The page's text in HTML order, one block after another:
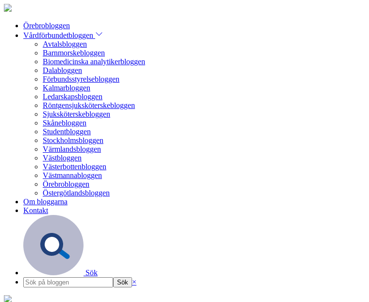
Örebrobloggen
Vårdförbundetbloggen
Avtalsbloggen
Barnmorskebloggen
Biomedicinska analytikerbloggen
Dalabloggen
Förbundsstyrelsebloggen
Kalmarbloggen
Ledarskapsbloggen
Röntgensjuksköterskebloggen
Sjuksköterskebloggen
Skånebloggen
Studentbloggen
Stockholmsbloggen
Värmlandsbloggen
Västbloggen
Västerbottenbloggen
Västmannabloggen
Örebrobloggen
Östergötlandsbloggen
Om bloggarna
Kontakt
Sök
×